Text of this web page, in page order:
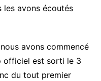
les avons écoutés
avons commencé
officiel est sorti le 3
du tout premier